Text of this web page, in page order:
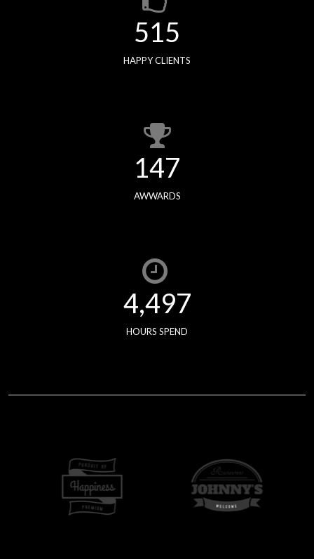
517
HAPPY CLIENTS
147
AWWARDS
4,511
HOURS SPEND